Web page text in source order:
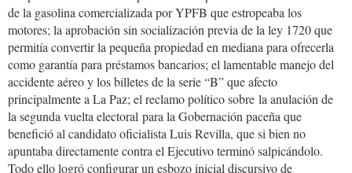
de la gasolina comercializada por YPFB que estropeaba los
motores; la aprobación sin socialización previa de la ley 1720 que
permitía convertir la pequeña propiedad en mediana para ofrecerla
como garantía para préstamos bancarios; el lamentable manejo del
accidente aéreo y los billetes de la serie “B” que afecto
principalmente a La Paz; el reclamo político sobre la anulación de
la segunda vuelta electoral para la Gobernación paceña que
benefició al candidato oficialista Luis Revilla, que si bien no
apuntaba directamente contra el Ejecutivo terminó salpicándolo.
Todo ello logró configurar un esbozo inicial discursivo de